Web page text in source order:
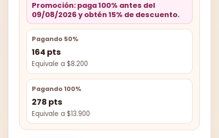
Promoción: paga 100% antes del
09/08/2026 y obtén 15% de descuento.
Pagando 50%
164 pts
Equivale a $8.200
Pagando 100%
278 pts
Equivale a $13.900